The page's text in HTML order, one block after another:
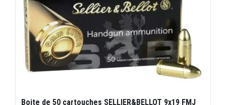
Boite de 50 cartouches SELLIER&BELLOT 9x19 FMJ